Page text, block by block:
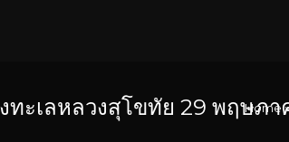
ะเลหลวงสุโขทัย 29 พฤษภา
Home